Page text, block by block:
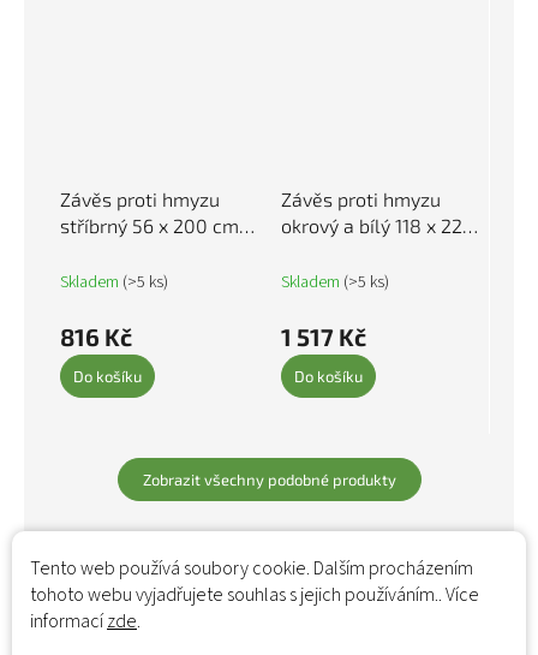
Tento web používá soubory cookie. Dalším procházením
tohoto webu vyjadřujete souhlas s jejich používáním.. Více
informacízde.
Závěs proti hmyzu
stříbrný 56 x 200 cm
Skladem (>5 ks)
816 Kč
Do košíku
Závěs proti hmyzu
okrový a bílý 118 x 220
Skladem (>5 ks)
1 517 Kč
Do košíku
Zobrazit všechny podobné produkty